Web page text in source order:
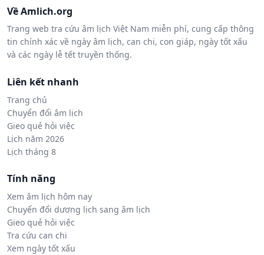
Về Amlich.org
Trang web tra cứu âm lịch Việt Nam miễn phí, cung cấp thông
tin chính xác về ngày âm lịch, can chi, con giáp, ngày tốt xấu
và các ngày lễ tết truyền thống.
Liên kết nhanh
Trang chủ
Chuyển đổi âm lịch
Gieo quẻ hỏi việc
Lịch năm 2026
Lịch tháng 8
Tính năng
Xem âm lịch hôm nay
Chuyển đổi dương lịch sang âm lịch
Gieo quẻ hỏi việc
Tra cứu can chi
Xem ngày tốt xấu